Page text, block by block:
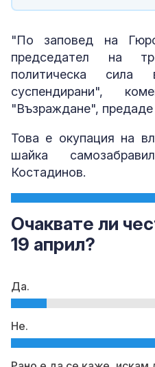
"По заповед на
председател на
политическа сила
суспендирани",
"Възраждане",
Това е окупация на
шайка
Костадинов.
Очаквате ли
19 април?
Да.
Не.